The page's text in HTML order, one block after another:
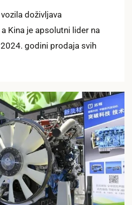
doživljava
Kina je apsolutni lider na
godini prodaja svih